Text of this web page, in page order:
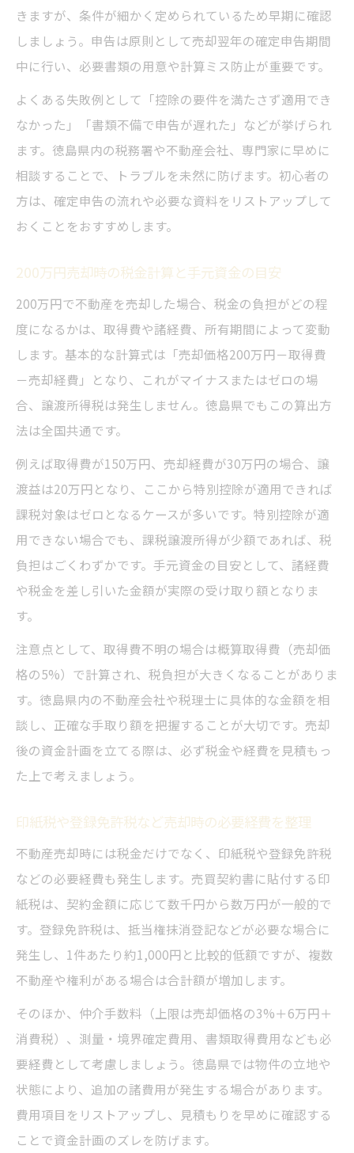
きますが、条件が細かく定められているため早期に確認
しましょう。申告は原則として売却翌年の確定申告期間
中に行い、必要書類の用意や計算ミス防止が重要です。
よくある失敗例として「控除の要件を満たさず適用でき
なかった」「書類不備で申告が遅れた」などが挙げられ
ます。徳島県内の税務署や不動産会社、専門家に早めに
相談することで、トラブルを未然に防げます。初心者の
方は、確定申告の流れや必要な資料をリストアップして
おくことをおすすめします。
200万円売却時の税金計算と手元資金の目安
200万円で不動産を売却した場合、税金の負担がどの程
度になるかは、取得費や諸経費、所有期間によって変動
します。基本的な計算式は「売却価格200万円－取得費
－売却経費」となり、これがマイナスまたはゼロの場
合、譲渡所得税は発生しません。徳島県でもこの算出方
法は全国共通です。
例えば取得費が150万円、売却経費が30万円の場合、譲
渡益は20万円となり、ここから特別控除が適用できれば
課税対象はゼロとなるケースが多いです。特別控除が適
用できない場合でも、課税譲渡所得が少額であれば、税
負担はごくわずかです。手元資金の目安として、諸経費
や税金を差し引いた金額が実際の受け取り額となりま
す。
注意点として、取得費不明の場合は概算取得費（売却価
格の5%）で計算され、税負担が大きくなることがありま
す。徳島県内の不動産会社や税理士に具体的な金額を相
談し、正確な手取り額を把握することが大切です。売却
後の資金計画を立てる際は、必ず税金や経費を見積もっ
た上で考えましょう。
印紙税や登録免許税など売却時の必要経費を整理
不動産売却時には税金だけでなく、印紙税や登録免許税
などの必要経費も発生します。売買契約書に貼付する印
紙税は、契約金額に応じて数千円から数万円が一般的で
す。登録免許税は、抵当権抹消登記などが必要な場合に
発生し、1件あたり約1,000円と比較的低額ですが、複数
不動産や権利がある場合は合計額が増加します。
そのほか、仲介手数料（上限は売却価格の3%＋6万円＋
消費税）、測量・境界確定費用、書類取得費用なども必
要経費として考慮しましょう。徳島県では物件の立地や
状態により、追加の諸費用が発生する場合があります。
費用項目をリストアップし、見積もりを早めに確認する
ことで資金計画のズレを防げます。